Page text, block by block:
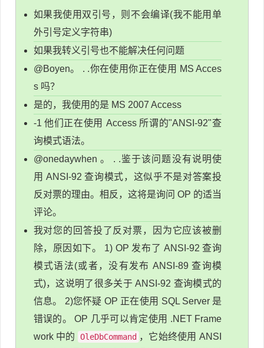
如果我使用双引号，则不会编译(我不能用单
外引号定义字符串)
如果我转义引号也不能解决任何问题
@Boyen。 . .你在使用你正在使用 MS Acces
s 吗？
是的，我使用的是 MS 2007 Access
-1 他们正在使用 Access 所谓的"ANSI-92"查
询模式语法。
@onedaywhen 。 . .鉴于该问题没有说明使
用 ANSI-92 查询模式，这似乎不是对答案投
反对票的理由。相反，这将是询问 OP 的适当
评论。
我对您的回答投了反对票，因为它应该被删
除，原因如下。 1) OP 发布了 ANSI-92 查询
模式语法(或者，没有发布 ANSI-89 查询模
式)，这说明了很多关于 ANSI-92 查询模式的
信息。 2)您怀疑 OP 正在使用 SQL Server 是
错误的。 OP 几乎可以肯定使用 .NET Frame
work 中的
OleDbCommand ，它始终使用 ANSI